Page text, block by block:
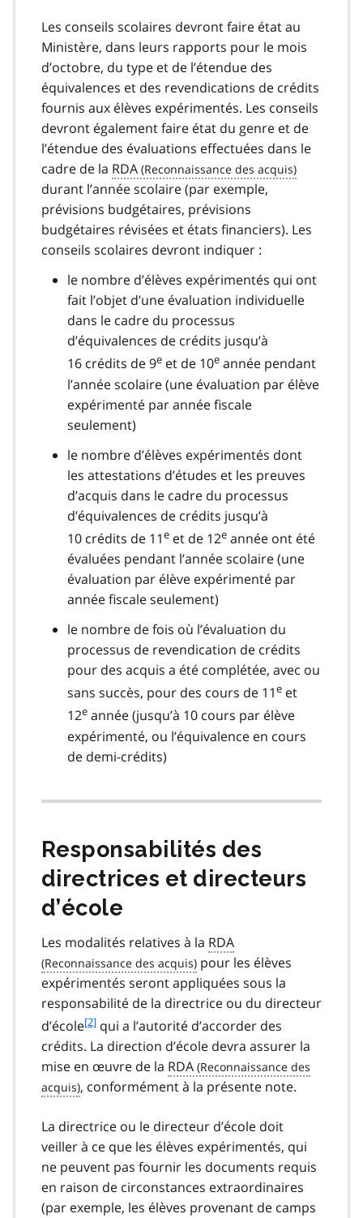
Les conseils scolaires devront faire état au
Ministère, dans leurs rapports pour le mois
d’octobre, du type et de l’étendue des
équivalences et des revendications de crédits
fournis aux élèves expérimentés. Les conseils
devront également faire état du genre et de
l’étendue des évaluations effectuées dans le
cadre de la RDA
durant l’année scolaire (par exemple,
prévisions budgétaires, prévisions
budgétaires révisées et états financiers). Les
conseils scolaires devront indiquer :
le nombre d’élèves expérimentés qui ont
fait l’objet d’une évaluation individuelle
dans le cadre du processus
d’équivalences de crédits jusqu’à
16 crédits de 9e et de 10e année pendant
l’année scolaire (une évaluation par élève
expérimenté par année fiscale
seulement)
le nombre d’élèves expérimentés dont
les attestations d’études et les preuves
d’acquis dans le cadre du processus
d’équivalences de crédits jusqu’à
10 crédits de 11e et de 12e année ont été
évaluées pendant l’année scolaire (une
évaluation par élève expérimenté par
année fiscale seulement)
le nombre de fois où l’évaluation du
processus de revendication de crédits
pour des acquis a été complétée, avec ou
sans succès, pour des cours de 11e et
12e année (jusqu’à 10 cours par élève
expérimenté, ou l’équivalence en cours
de demi-crédits)
Responsabilités des
directrices et directeurs
d’école
Les modalités relatives à la RDA
pour les élèves
expérimentés seront appliquées sous la
responsabilité de la directrice ou du directeur
d’écolef
o
t
n
t
e
[2] qui a l’autorité d’accorder des
crédits. La direction d’école devra assurer la
mise en œuvre de la RDA
, conformément à la présente note.
La directrice ou le directeur d’école doit
veiller à ce que les élèves expérimentés, qui
ne peuvent pas fournir les documents requis
en raison de circonstances extraordinaires
(par exemple, les élèves provenant de camps